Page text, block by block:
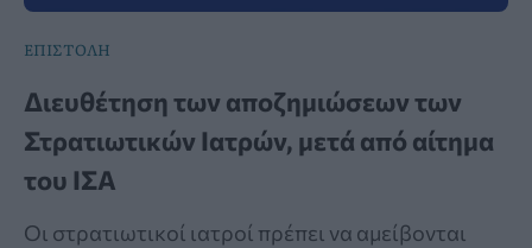
ΕΠΙΣΤΟΛΗ
Διευθέτηση των αποζημιώσεων των
Στρατιωτικών Ιατρών, μετά από αίτημα
του ΙΣΑ
Οι στρατιωτικοί ιατροί πρέπει να αμείβονται